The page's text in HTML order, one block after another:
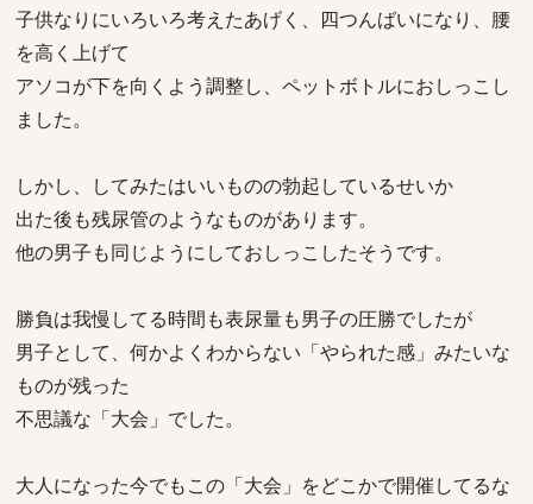
子供なりにいろいろ考えたあげく、四つんばいになり、腰
を高く上げて
アソコが下を向くよう調整し、ペットボトルにおしっこし
ました。
しかし、してみたはいいものの勃起しているせいか
出た後も残尿管のようなものがあります。
他の男子も同じようにしておしっこしたそうです。
勝負は我慢してる時間も表尿量も男子の圧勝でしたが
男子として、何かよくわからない「やられた感」みたいな
ものが残った
不思議な「大会」でした。
大人になった今でもこの「大会」をどこかで開催してるな